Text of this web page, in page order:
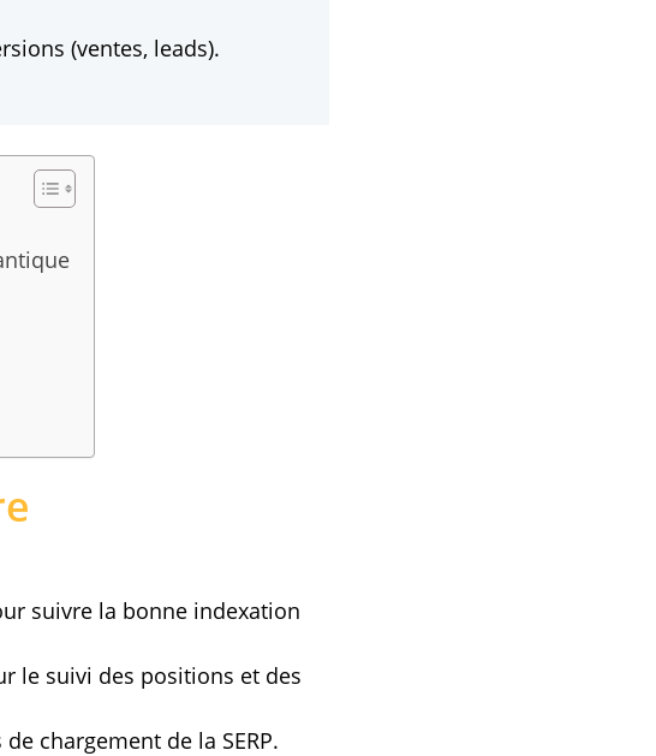
(ventes, leads).
suivre la bonne indexation
le suivi des positions et des
chargement de la SERP.